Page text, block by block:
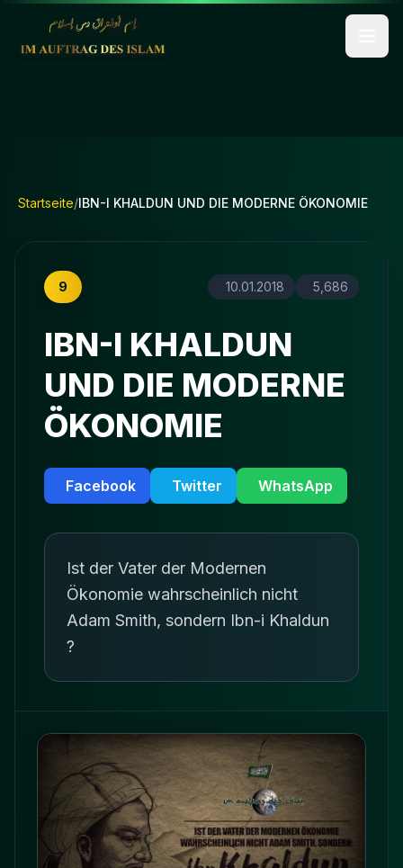
Startseite/IBN-I KHALDUN UND DIE MODERNE ÖKONOMIE
9 10.01.2018 5,686
IBN-I KHALDUN
UND DIE MODERNE
ÖKONOMIE
Facebook Twitter WhatsApp
Ist der Vater der Modernen
Ökonomie wahrscheinlich nicht
Adam Smith, sondern Ibn-i Khaldun
?